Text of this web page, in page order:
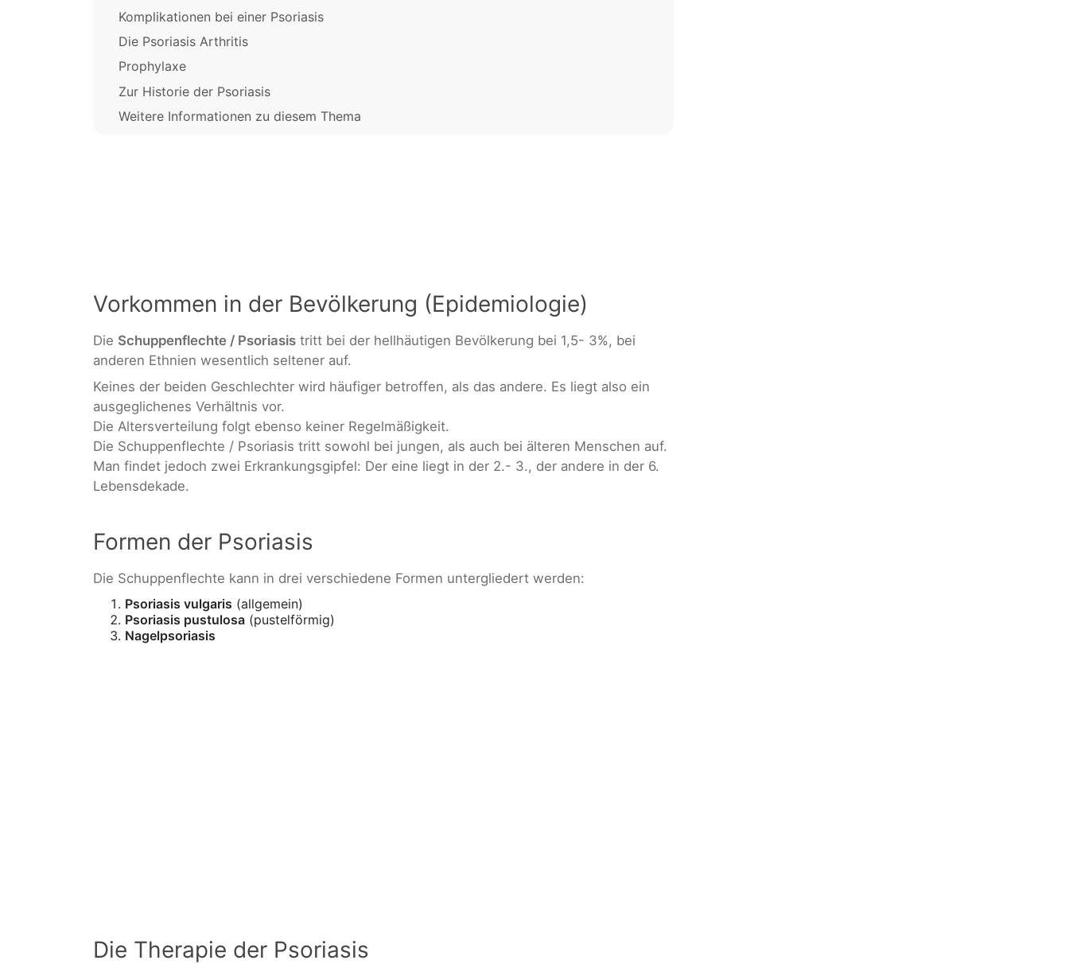
Komplikationen bei einer Psoriasis
Die Psoriasis Arthritis
Prophylaxe
Zur Historie der Psoriasis
Weitere Informationen zu diesem Thema
Vorkommen in der Bevölkerung (Epidemiologie)
Die Schuppenflechte / Psoriasis tritt bei der hellhäutigen Bevölkerung bei 1,5- 3%, bei
anderen Ethnien wesentlich seltener auf.
Keines der beiden Geschlechter wird häufiger betroffen, als das andere. Es liegt also ein
ausgeglichenes Verhältnis vor.
Die Altersverteilung folgt ebenso keiner Regelmäßigkeit.
Die Schuppenflechte / Psoriasis tritt sowohl bei jungen, als auch bei älteren Menschen auf.
Man findet jedoch zwei Erkrankungsgipfel: Der eine liegt in der 2.- 3., der andere in der 6.
Lebensdekade.
Formen der Psoriasis
Die Schuppenflechte kann in drei verschiedene Formen untergliedert werden:
Psoriasis vulgaris (allgemein)
Psoriasis pustulosa (pustelförmig)
Nagelpsoriasis
Die Therapie der Psoriasis